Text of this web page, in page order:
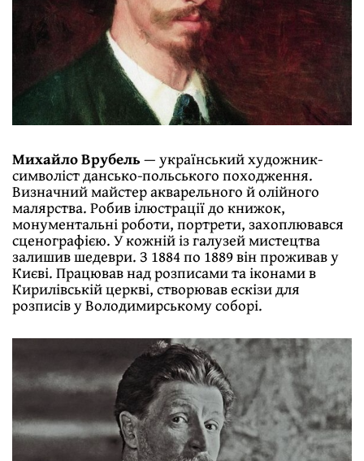
Михайло Врубель— український художник-
символіст дансько-польського походження.
Визначний майстер акварельного й олійного
малярства. Робив ілюстрації до книжок,
монументальні роботи, портрети, захоплювався
сценографією. У кожній із галузей мистецтва
залишив шедеври. З 1884 по 1889 він проживав у
Києві. Працював над розписами та іконами в
Кирилівській церкві, створював ескізи для
розписів у Володимирському соборі.